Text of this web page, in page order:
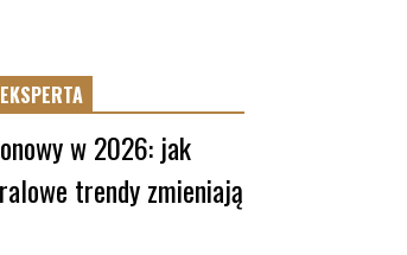
w 2026: jak
trendy zmieniają